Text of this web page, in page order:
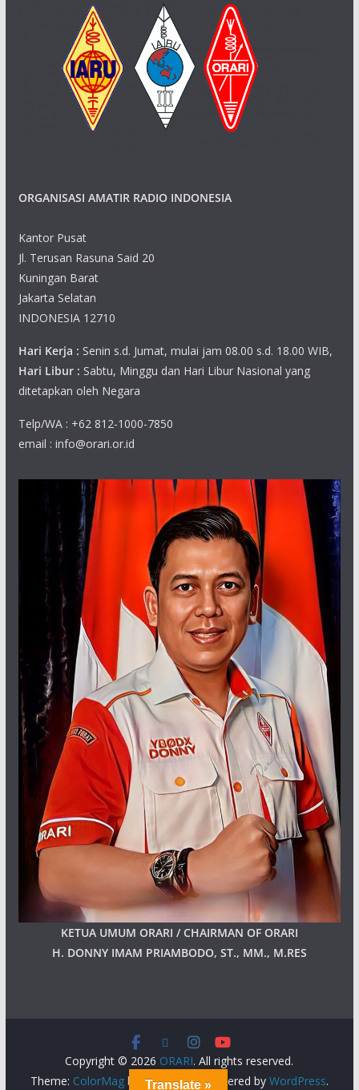
ORGANISASI AMATIR RADIO INDONESIA
Kantor Pusat
Jl. Terusan Rasuna Said 20
Kuningan Barat
Jakarta Selatan
INDONESIA 12710
Hari Kerja : Senin s.d. Jumat, mulai jam 08.00 s.d. 18.00 WIB,
Hari Libur : Sabtu, Minggu dan Hari Libur Nasional yang
ditetapkan oleh Negara
Telp/WA : +62 812-1000-7850
email : info@orari.or.id
KETUA UMUM ORARI / CHAIRMAN OF ORARI
H. DONNY IMAM PRIAMBODO, ST., MM., M.RES
Copyright © 2026 ORARI. All rights reserved.
Theme: ColorMagby ThemeGrill. Powered by WordPress.
Translate »